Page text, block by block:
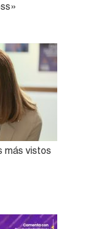
más vistos